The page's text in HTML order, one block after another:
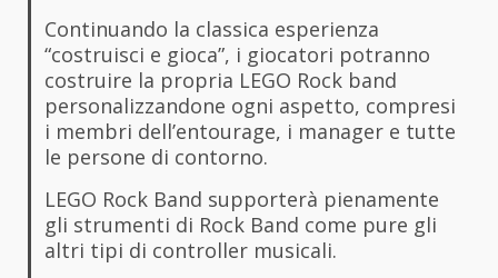
Continuando la classica esperienza
“costruisci e gioca”, i giocatori potranno
costruire la propria LEGO Rock band
personalizzandone ogni aspetto, compresi
i membri dell’entourage, i manager e tutte
le persone di contorno.
LEGO Rock Band supporterà pienamente
gli strumenti di Rock Band come pure gli
altri tipi di controller musicali.